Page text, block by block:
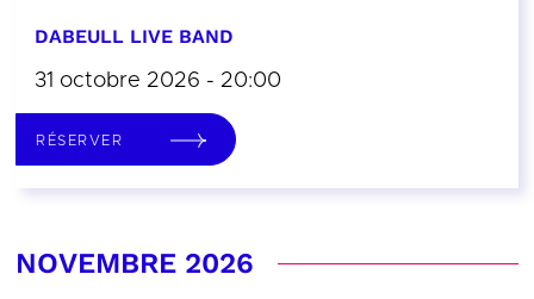
DABEULL LIVE BAND
31 octobre 2026 - 20:00
RÉSERVER
NOVEMBRE 2026